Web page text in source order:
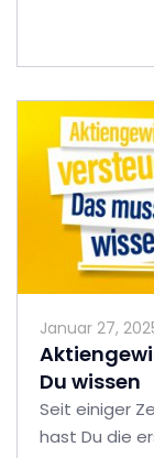
Januar 27,
Du wissen
Seit einiger
hast Du die